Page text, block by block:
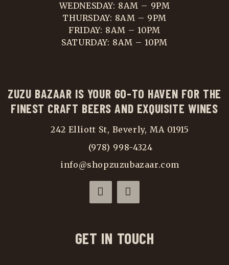
WEDNESDAY: 8AM – 9PM
THURSDAY: 8AM – 9PM
FRIDAY: 8AM – 10PM
SATURDAY: 8AM – 10PM
ZUZU BAZAAR IS YOUR GO-TO HAVEN FOR THE
FINEST CRAFT BEERS AND EXQUISITE WINES
242 Elliott St, Beverly, MA 01915
(978) 998-4324
info@shopzuzubazaar.com
GET IN TOUCH